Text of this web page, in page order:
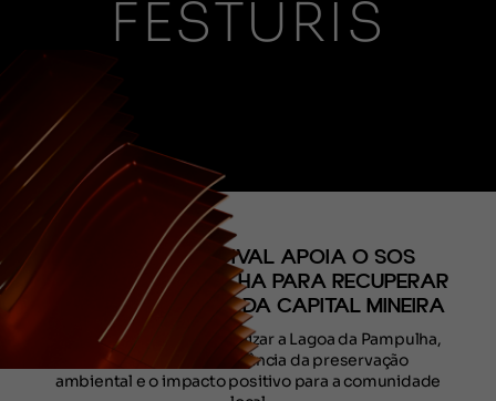
FESTURIS
(CONTEÚDO)
BH STOCK FESTIVAL APOIA O SOS
LAGOA DA PAMPULHA PARA RECUPERAR
O CARTÃO POSTAL DA CAPITAL MINEIRA
Ação conjunta visa revitalizar a Lagoa da Pampulha,
destacando a importância da preservação
ambiental e o impacto positivo para a comunidade